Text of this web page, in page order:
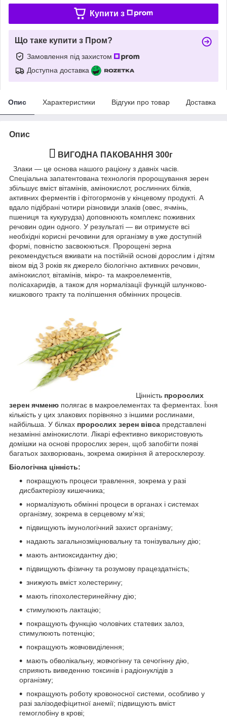
Купити з
Що таке купити з Пром?
Замовлення під захистом
Доступна доставка
Опис Характеристики Відгуки про товар Доставка
Опис
ВИГОДНА ПАКОВАННЯ 300г
Злаки — це основа нашого раціону з давніх часів.
Спеціальна запатентована технологія пророщування зерен
збільшує вміст вітамінів, амінокислот, рослинних білків,
активних ферментів і фітогормонів у кінцевому продукті. А
вдало підібрані чотири різновиди злаків (овес, ячмінь,
пшениця та кукурудза) доповнюють комплекс поживних
речовин один одного. У результаті — ви отримуєте всі
необхідні корисні речовини для організму в уже доступній
формі, повністю засвоюються. Пророщені зерна
рекомендується вживати на постійній основі дорослим і дітям
віком від 3 років як джерело біологічно активних речовин,
амінокислот, вітамінів, мікро- та макроелементів,
полісахаридів, а також для нормалізації функцій шлунково-
кишкового тракту та поліпшення обмінних процесів.
Цінність пророслих
зерен ячменю полягає в макроелементах та ферментах. Їхня
кількість у цих злакових порівняно з іншими рослинами,
найбільша. У білках пророслих зерен вівса представлені
незамінні амінокислоти. Лікарі ефективно використовують
домішки на основі пророслих зерен, щоб запобігти появі
багатьох захворювань, зокрема ожиріння й атеросклерозу.
Біологічна цінність:
покращують процеси травлення, зокрема у разі
дисбактеріозу кишечника;
нормалізують обмінні процеси в органах і системах
організму, зокрема в серцевому м'язі;
підвищують імунологічний захист організму;
надають загальнозміцнювальну та тонізувальну дію;
мають антиоксидантну дію;
підвищують фізичну та розумову працездатність;
знижують вміст холестерину;
мають гіпохолестеринейічну дію;
стимулюють лактацію;
покращують функцію чоловічих статевих залоз,
стимулюють потенцію;
покращують жовчовиділення;
мають обволікальну, жовчогінну та сечогінну дію,
сприяють виведенню токсинів і радіонуклідів з
організму;
покращують роботу кровоносної системи, особливо у
разі залізодефіцитної анемії; підвищують вміст
гемоглобіну в крові;